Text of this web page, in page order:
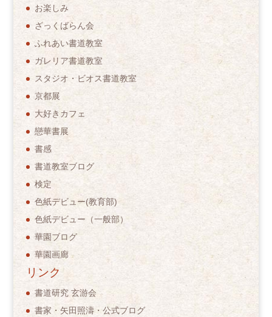
お楽しみ
ざっくばらん会
ふれあい書道教室
ガレリア書道教室
スタジオ・ビオス書道教室
京都展
大好きカフェ
戀華書展
書感
書道教室ブログ
検定
色紙デビュー(教育部)
色紙デビュー（一般部）
華園ブログ
華園画廊
リンク
書道研究 玄游会
書家・矢田照濤・公式ブログ